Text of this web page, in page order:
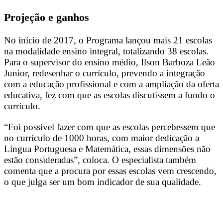
Projeção e ganhos
No início de 2017, o Programa lançou mais 21 escolas
na modalidade ensino integral, totalizando 38 escolas.
Para o supervisor do ensino médio, Ilson Barboza Leão
Junior, redesenhar o currículo, prevendo a integração
com a educação profissional e com a ampliação da oferta
educativa, fez com que as escolas discutissem a fundo o
currículo.
“Foi possível fazer com que as escolas percebessem que
no currículo de 1000 horas, com maior dedicação a
Língua Portuguesa e Matemática, essas dimensões não
estão consideradas”, coloca. O especialista também
comenta que a procura por essas escolas vem crescendo,
o que julga ser um bom indicador de sua qualidade.